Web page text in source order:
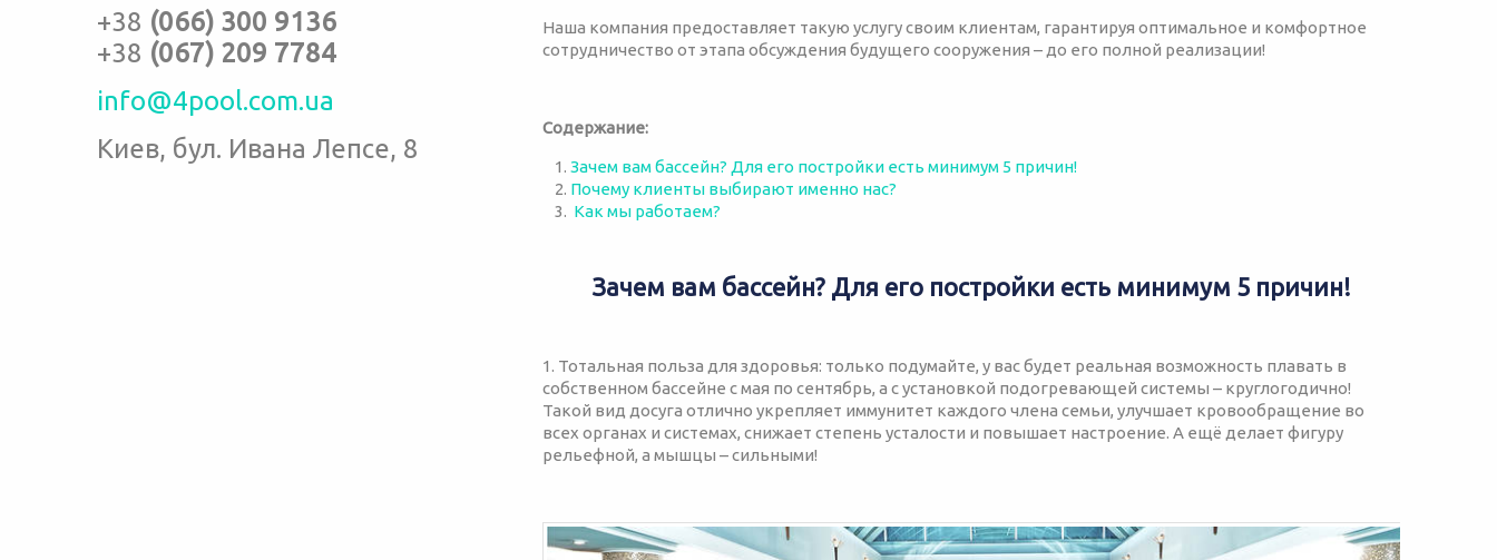
Наша компания предоставляет такую услугу своим клиентам, гарантируя оптимальное и комфортное
сотрудничество от этапа обсуждения будущего сооружения – до его полной реализации!
Содержание:
Зачем вам бассейн? Для его постройки есть минимум 5 причин!
Почему клиенты выбирают именно нас?
Как мы работаем?
Зачем вам бассейн? Для его постройки есть минимум 5 причин!
1. Тотальная польза для здоровья: только подумайте, у вас будет реальная возможность плавать в
собственном бассейне с мая по сентябрь, а с установкой подогревающей системы – круглогодично!
Такой вид досуга отлично укрепляет иммунитет каждого члена семьи, улучшает кровообращение во
всех органах и системах, снижает степень усталости и повышает настроение. А ещё делает фигуру
рельефной, а мышцы – сильными!
+38 (066) 300 9136
+38 (067) 209 7784
info@4pool.com.ua
Киев, бул. Ивана Лепсе, 8